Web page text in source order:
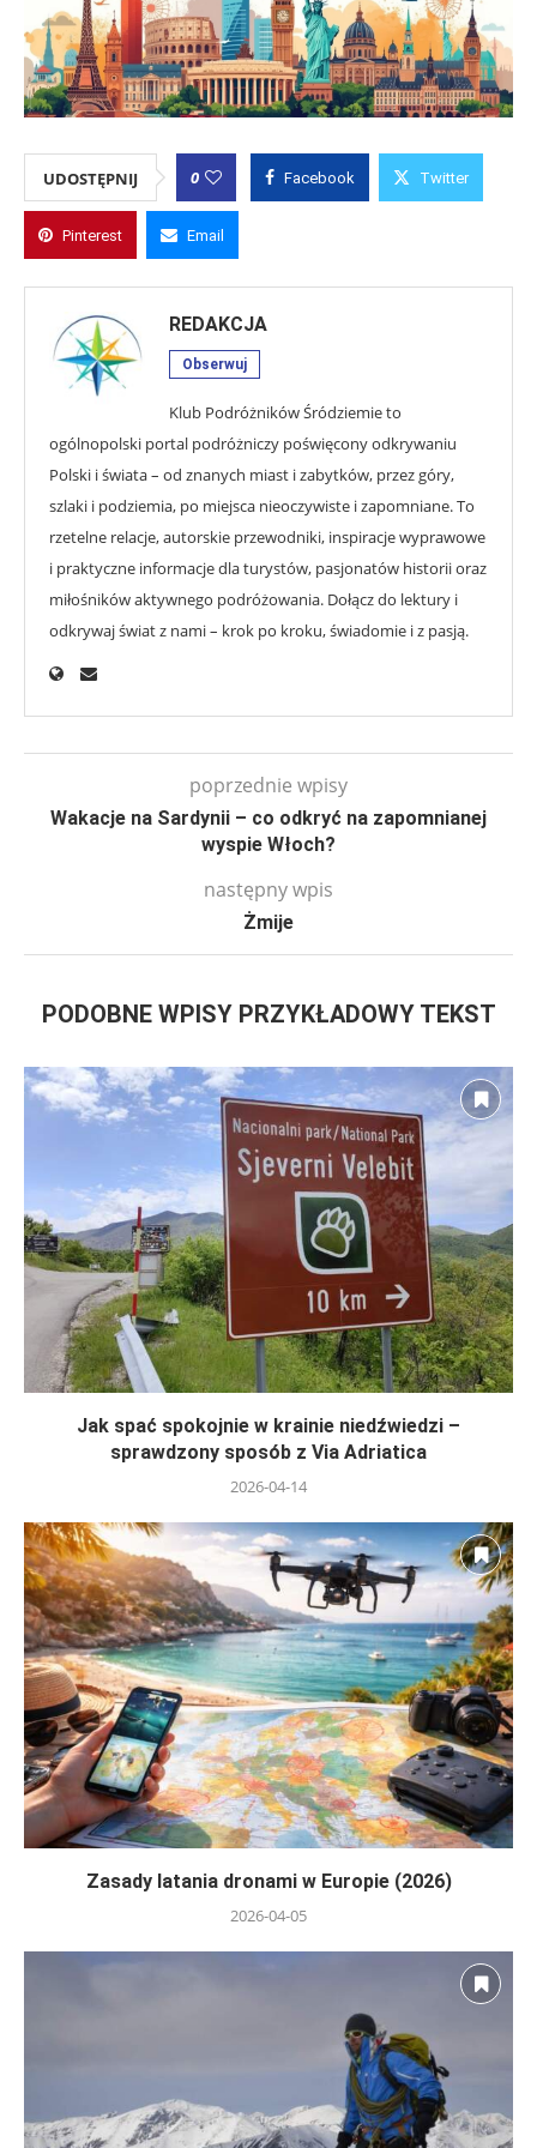
UDOSTĘPNIJ 0 Facebook Twitter
Pinterest Email
REDAKCJA
Obserwuj
Klub Podróżników Śródziemie to
ogólnopolski portal podróżniczy poświęcony odkrywaniu
Polski i świata – od znanych miast i zabytków, przez góry,
szlaki i podziemia, po miejsca nieoczywiste i zapomniane. To
rzetelne relacje, autorskie przewodniki, inspiracje wyprawowe
i praktyczne informacje dla turystów, pasjonatów historii oraz
miłośników aktywnego podróżowania. Dołącz do lektury i
odkrywaj świat z nami – krok po kroku, świadomie i z pasją.
poprzednie wpisy
Wakacje na Sardynii – co odkryć na zapomnianej
wyspie Włoch?
następny wpis
Żmije
PODOBNE WPISY PRZYKŁADOWY TEKST
Jak spać spokojnie w krainie niedźwiedzi –
sprawdzony sposób z Via Adriatica
2026-04-14
Zasady latania dronami w Europie (2026)
2026-04-05